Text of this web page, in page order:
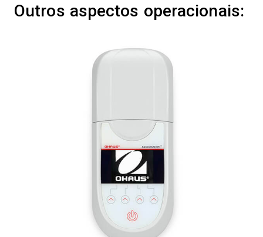
Outros aspectos operacionais: